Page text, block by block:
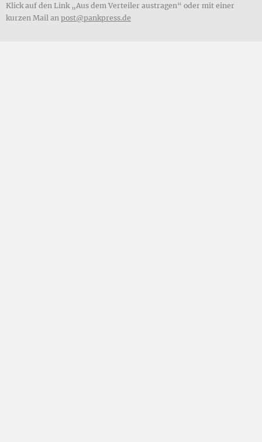
Klick auf den Link „Aus dem Verteiler austragen“ oder mit einer
kurzen Mail an post@pankpress.de